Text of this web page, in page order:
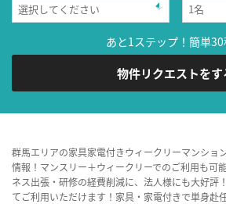
あと1ステップ！簡単30
物件リクエストをす
群馬エリアの家具家電付きウィークリーマンショ
情報！マンスリー＋ウィークリーでのご利用も可
ネス出張・研修の経費削減に、法人様にも大好評
てご利用いただけます！家具・家電付きで単身赴